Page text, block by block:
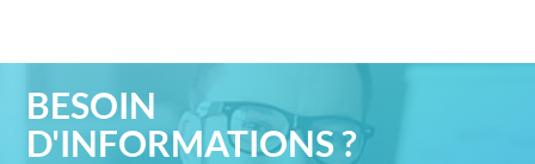
BESOIN
D'INFORMATIONS ?